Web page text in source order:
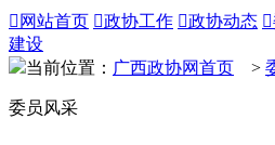
 网站首页 政协工作 政协动态 
建设
当前位置： 广西政协网首页 >
委员风采